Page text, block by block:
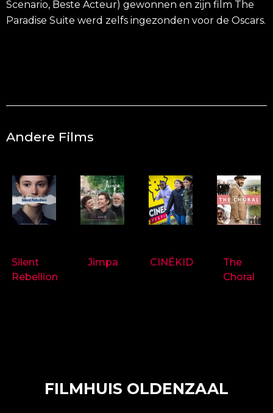
Scenario, Beste Acteur) gewonnen en zijn film The
Paradise Suite werd zelfs ingezonden voor de Oscars.
Andere Films
Silent
Rebellion
Jimpa CINÉKID
The
Choral
FILMHUIS OLDENZAAL